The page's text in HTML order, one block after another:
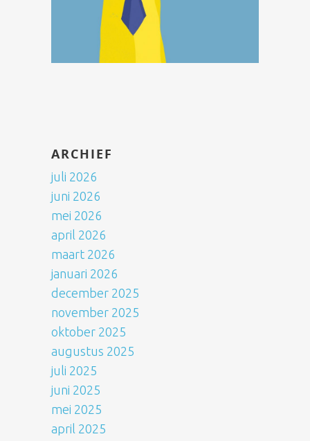
ARCHIEF
juli 2026
juni 2026
mei 2026
april 2026
maart 2026
januari 2026
december 2025
november 2025
oktober 2025
augustus 2025
juli 2025
juni 2025
mei 2025
april 2025